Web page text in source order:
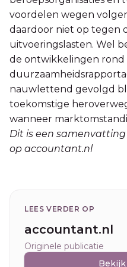
voordelen wegen
daardoor niet op tegen
uitvoeringslasten. Wel
de ontwikkelingen rond
nauwlettend gevolgd
toekomstige
wanneer
Dit is een
op accountant.nl
LEES VERDER OP
accountant.nl
Originele publicatie